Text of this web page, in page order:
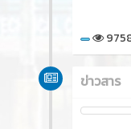
ข่าวสาร